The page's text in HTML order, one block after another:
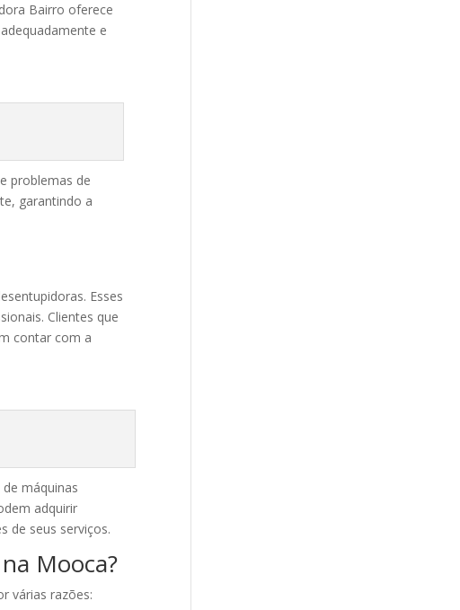
Bairro oferece
e
problemas de
garantindo a
Esses
Clientes que
contar com a
máquinas
adquirir
de seus serviços.
Mooca?
várias razões: